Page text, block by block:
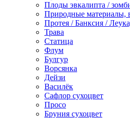
Плоды эвкалипта /
Природные материалы,
Протея / Банксия /
Трава
Статица
Флум
Булгур
Ворсянка
Дейзи
Василёк
Сафлор сухоцвет
Просо
Бруния сухоцвет